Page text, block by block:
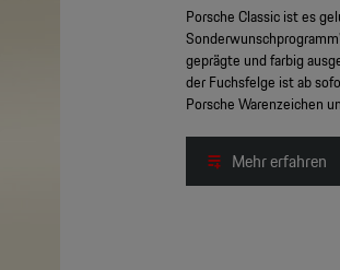
Porsche Classic ist es
geprägte und farbig
der Fuchsfelge ist ab
Porsche Warenzeichen
Mehr erfahren